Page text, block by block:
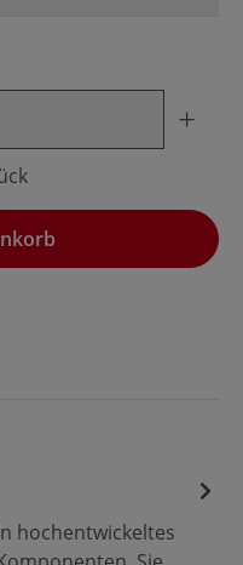
hochentwickeltes